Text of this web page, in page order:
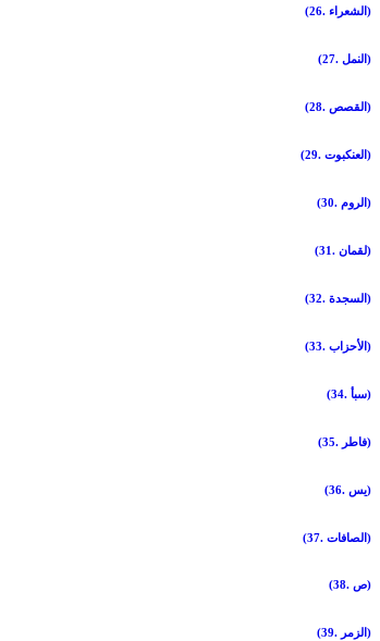
(26. الشعراء)
(27. النمل)
(28. القصص)
(29. العنكبوت)
(30. الروم)
(31. لقمان)
(32. السجدة)
(33. الأحزاب)
(34. سبأ)
(35. فاطر)
(36. يس)
(37. الصافات)
(38. ص)
(39. الزمر)